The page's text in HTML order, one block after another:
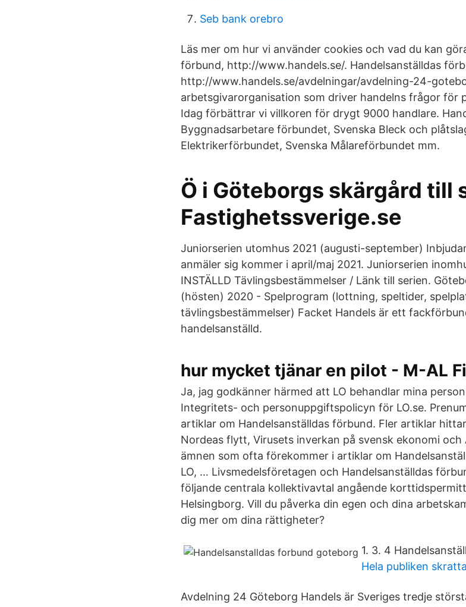
Seb bank orebro
Läs mer om hur vi använder cookies och vad du kan
förbund, http://www.handels.se/. Handelsanställdas
http://www.handels.se/avdelningar/avdelning-24-
arbetsgivarorganisation som driver handelns frågor för
Idag förbättrar vi villkoren för drygt 9000 handlare.
Byggnadsarbetare förbundet, Svenska Bleck och
Elektrikerförbundet, Svenska Målareförbundet mm.
Ö i Göteborgs skärgård till
Fastighetssverige.se
Juniorserien utomhus 2021 (augusti-september)
anmäler sig kommer i april/maj 2021. Juniorserien
INSTÄLLD Tävlingsbestämmelser / Länk till serien.
(hösten) 2020 - Spelprogram (lottning, speltider,
tävlingsbestämmelser) Facket Handels är ett
handelsanställd.
hur mycket tjänar en pilot - M-AL
Ja, jag godkänner härmed att LO behandlar mina
Integritets- och personuppgiftspolicyn för LO.se.
artiklar om Handelsanställdas förbund. Fler artiklar
Nordeas flytt, Virusets inverkan på svensk ekonomi och
ämnen som ofta förekommer i artiklar om
LO, … Livsmedelsföretagen och Handelsanställdas
följande centrala kollektivavtal angående
Helsingborg. Vill du påverka din egen och dina
dig mer om dina rättigheter?
1. 3. 4
Hela publiken
Avdelning 24 Göteborg Handels är Sveriges tredje